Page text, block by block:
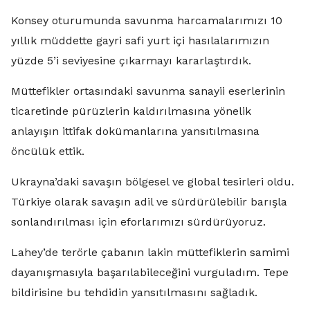
Konsey oturumunda savunma harcamalarımızı 10
yıllık müddette gayri safi yurt içi hasılalarımızın
yüzde 5’i seviyesine çıkarmayı kararlaştırdık.
Müttefikler ortasındaki savunma sanayii eserlerinin
ticaretinde pürüzlerin kaldırılmasına yönelik
anlayışın ittifak dokümanlarına yansıtılmasına
öncülük ettik.
Ukrayna’daki savaşın bölgesel ve global tesirleri oldu.
Türkiye olarak savaşın adil ve sürdürülebilir barışla
sonlandırılması için eforlarımızı sürdürüyoruz.
Lahey’de terörle çabanın lakin müttefiklerin samimi
dayanışmasıyla başarılabileceğini vurguladım. Tepe
bildirisine bu tehdidin yansıtılmasını sağladık.